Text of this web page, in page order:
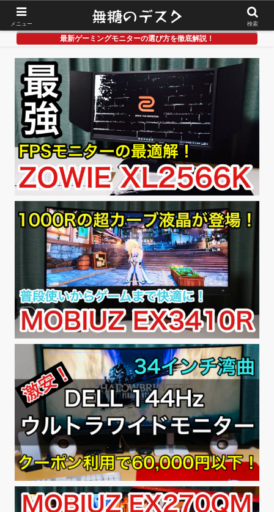
最新ゲーミングモニターの選び方を徹底解説！
メニュー 検索